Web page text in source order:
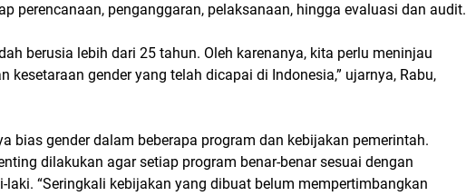
perencanaan, penganggaran, pelaksanaan, hingga evaluasi dan audit.
berusia lebih dari 25 tahun. Oleh karenanya, kita perlu meninjau
kesetaraan gender yang telah dicapai di Indonesia,” ujarnya, Rabu,
bias gender dalam beberapa program dan kebijakan pemerintah.
dilakukan agar setiap program benar-benar sesuai dengan
laki. “Seringkali kebijakan yang dibuat belum mempertimbangkan